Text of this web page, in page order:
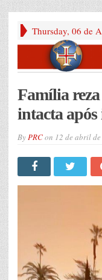
Thursday, 06 de
Família
intacta
ByPRCon 12 de abril